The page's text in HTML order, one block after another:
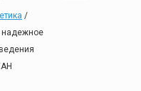
/
надежное